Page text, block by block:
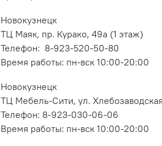
Новокузнецк
ТЦ Маяк, пр. Курако, 49а (1 этаж)
Телефон: 8-923-520-50-80
Время работы: пн-вск 10:00-20:00
Новокузнецк
ТЦ Мебель-Сити, ул.
Телефон: 8-923-030-06-06
Время работы: пн-вск 10:00-20:00